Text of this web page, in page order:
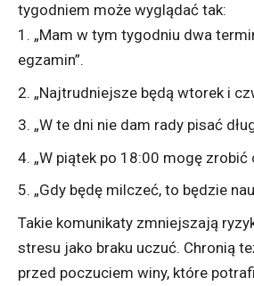
tygodniem może wyglądać tak:
„Mam w tym tygodniu dwa
egzamin”.
„Najtrudniejsze będą wtorek i
„W te dni nie dam rady pisać
„W piątek po 18:00 mogę zrobić
„Gdy będę milczeć, to będzie
Takie komunikaty zmniejszają
stresu jako braku uczuć. Chronią
przed poczuciem winy, które